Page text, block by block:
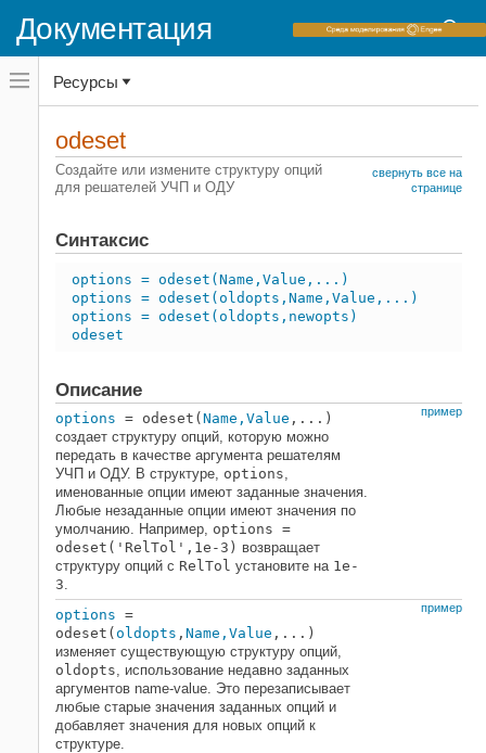
Документация
Переключатель
навигационного
меню
переключатель
навигационного
MATLAB
Математика
Обыкновенные дифференциальные
Математика
1D дифференциальные уравнения с
частными производными
odeset
НА ЭТОЙ СТРАНИЦЕ
Синтаксис
Описание
Входные параметры
Выходные аргументы
Советы
Расширенные возможности
Смотрите также
Ресурсы
odeset
Создайте или измените структуру опций
для решателей УЧП и ОДУ
свернуть все на
странице
Синтаксис
options = odeset(Name,Value,...)
options = odeset(oldopts,Name,Value,...)
options = odeset(oldopts,newopts)
odeset
Описание
пример
options = odeset( Name,Value ,...)
создает структуру опций, которую можно
передать в качестве аргумента решателям
УЧП и ОДУ. В структуре, options,
именованные опции имеют заданные значения.
Любые незаданные опции имеют значения по
умолчанию. Например, options =
odeset('RelTol',1e-3) возвращает
структуру опций с RelTol установите на 1e-
3.
пример
options =
odeset( oldopts , Name,Value ,...)
изменяет существующую структуру опций,
oldopts, использование недавно заданных
аргументов name-value. Это перезаписывает
любые старые значения заданных опций и
добавляет значения для новых опций к
структуре.